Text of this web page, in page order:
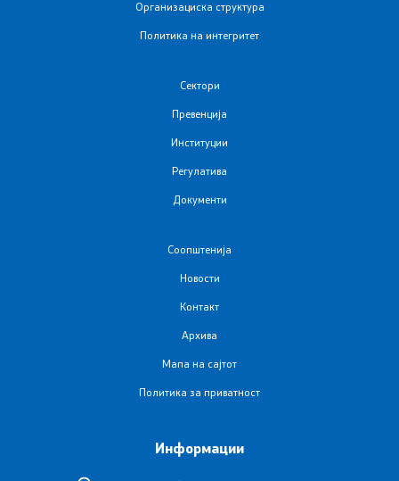
Модел на статут на ЈЗУ
Стратешки план и буџет
Организациска структура
Политика на интегритет
Сектори
Превенција
Институции
Регулатива
Документи
Соопштенија
Новости
Контакт
Архива
Мапа на сајтот
Политика за приватност
Информации